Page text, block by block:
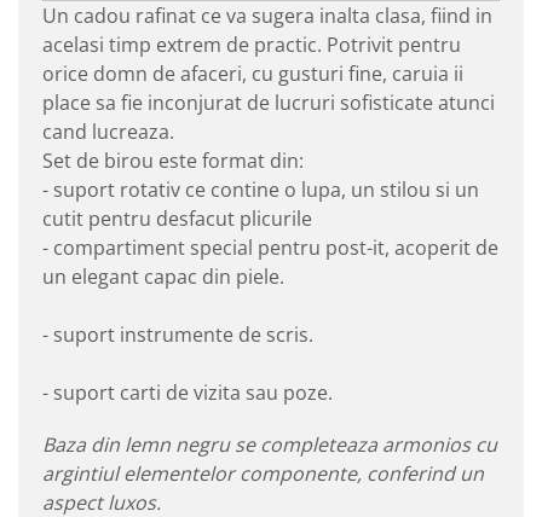
Un cadou rafinat ce va sugera inalta clasa, fiind in
acelasi timp extrem de practic. Potrivit pentru
orice domn de afaceri, cu gusturi fine, caruia ii
place sa fie inconjurat de lucruri sofisticate atunci
cand lucreaza.
Set de birou este format din:
- suport rotativ ce contine o lupa, un stilou si un
cutit pentru desfacut plicurile
- compartiment special pentru post-it, acoperit de
un elegant capac din piele.
- suport instrumente de scris.
- suport carti de vizita sau poze.
Baza din lemn negru se completeaza armonios cu
argintiul elementelor componente, conferind un
aspect luxos.